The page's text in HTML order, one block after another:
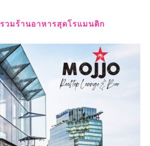
รวมร้านอาหารสุดโรแมนติก